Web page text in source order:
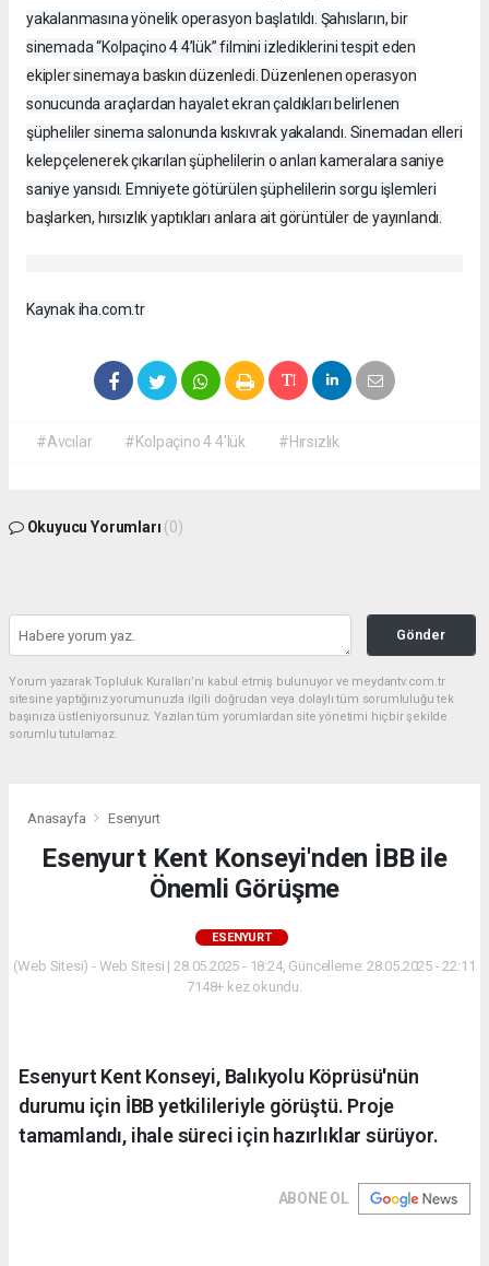
yakalanmasına yönelik operasyon başlatıldı. Şahısların, bir
sinemada “Kolpaçino 4 4’lük” filmini izlediklerini tespit eden
ekipler sinemaya baskın düzenledi. Düzenlenen operasyon
sonucunda araçlardan hayalet ekran çaldıkları belirlenen
şüpheliler sinema salonunda kıskıvrak yakalandı. Sinemadan elleri
kelepçelenerek çıkarılan şüphelilerin o anları kameralara saniye
saniye yansıdı. Emniyete götürülen şüphelilerin sorgu işlemleri
başlarken, hırsızlık yaptıkları anlara ait görüntüler de yayınlandı.
Kaynak iha.com.tr
#Avcılar #Kolpaçino 4 4'lük #Hırsızlık
Okuyucu Yorumları (0)
Gönder
Yorum yazarak Topluluk Kuralları’nı kabul etmiş bulunuyor ve meydantv.com.tr
sitesine yaptığınız yorumunuzla ilgili doğrudan veya dolaylı tüm sorumluluğu tek
başınıza üstleniyorsunuz. Yazılan tüm yorumlardan site yönetimi hiçbir şekilde
sorumlu tutulamaz.
Anasayfa Esenyurt
Esenyurt Kent Konseyi'nden İBB ile
Önemli Görüşme
ESENYURT
(Web Sitesi) - Web Sitesi | 28.05.2025 - 18:24, Güncelleme: 28.05.2025 - 22:11
7148+ kez okundu.
Esenyurt Kent Konseyi, Balıkyolu Köprüsü'nün
durumu için İBB yetkilileriyle görüştü. Proje
tamamlandı, ihale süreci için hazırlıklar sürüyor.
ABONE OL